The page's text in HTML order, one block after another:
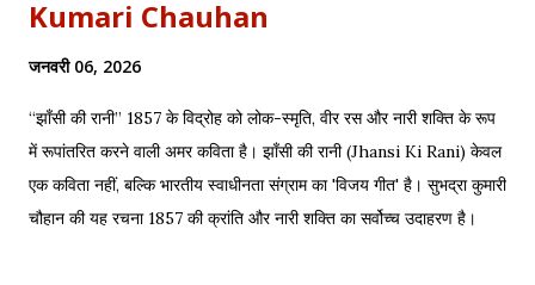
Kumari Chauhan
जनवरी 06, 2026
“झाँसी की रानी” 1857 के विद्रोह को लोक-स्मृति, वीर रस और नारी शक्ति के रूप
में रूपांतरित करने वाली अमर कविता है। झाँसी की रानी (Jhansi Ki Rani) केवल
एक कविता नहीं, बल्कि भारतीय स्वाधीनता संग्राम का 'विजय गीत' है। सुभद्रा कुमारी
चौहान की यह रचना 1857 की क्रांति और नारी शक्ति का सर्वोच्च उदाहरण है।